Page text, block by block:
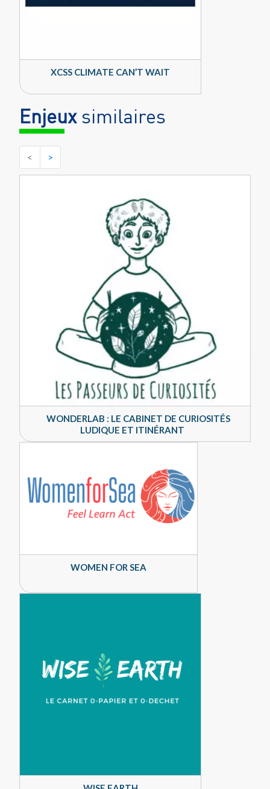
XCSS CLIMATE CAN’T WAIT
Enjeuxsimilaires
< >
WONDERLAB : LE CABINET DE CURIOSITÉS
LUDIQUE ET ITINÉRANT
WOMEN FOR SEA